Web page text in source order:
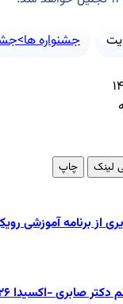
جشنواره
لینک چاپ
از برنامه آموزشی
شصت و پنجمین کنگره بین‌المللی جامعه دندانپزشکی ایران